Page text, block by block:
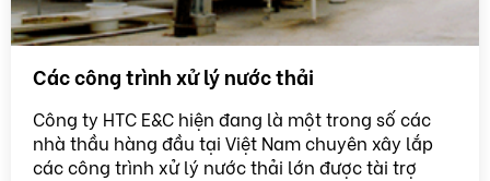
Các công trình xử lý nước thải
Công ty HTC E&C hiện đang là một trong số các
nhà thầu hàng đầu tại Việt Nam chuyên xây lắp
các công trình xử lý nước thải lớn được tài trợ